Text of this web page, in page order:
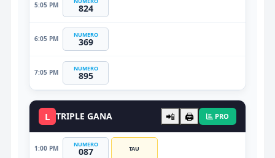
5:05 PM 824
6:05 PM NUMERO
369
7:05 PM NUMERO
895
L TRIPLE GANA 📲 🖨️ PRO
1:00 PM NUMERO
087 TAU